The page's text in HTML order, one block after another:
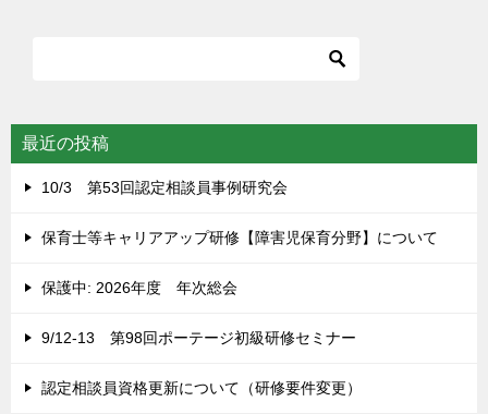
シ
ョ
最近の投稿
10/3 第53回認定相談員事例研究会
保育士等キャリアアップ研修【障害児保育分野】について
保護中: 2026年度 年次総会
9/12-13 第98回ポーテージ初級研修セミナー
認定相談員資格更新について（研修要件変更）